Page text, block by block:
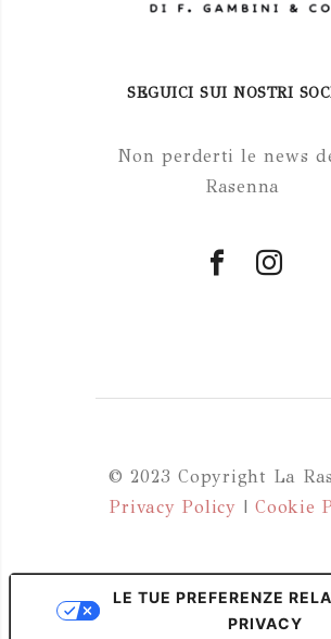
SEGUICI SUI NOSTRI
Non perderti le news
Rasenna
© 2023 Copyright La
Privacy Policy | Cookie
LE TUE PREFERENZE
PRIVACY